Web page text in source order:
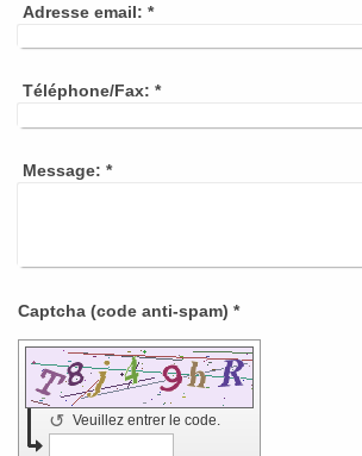
Adresse email: *
Téléphone/Fax: *
Message: *
Captcha (code anti-spam) *
Veuillez entrer le code.
↺